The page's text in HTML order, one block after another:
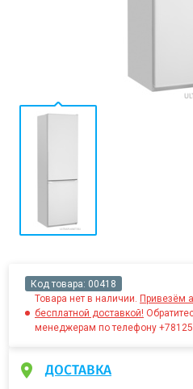
Код товара: 00418
Товара нет в наличии. Привезём
бесплатной доставкой!
менеджерам по телефону
ДОСТАВКА